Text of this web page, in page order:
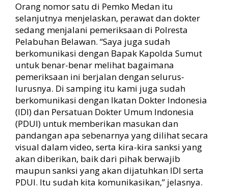
Orang nomor satu di Pemko Medan itu
selanjutnya menjelaskan, perawat dan dokter
sedang menjalani pemeriksaan di Polresta
Pelabuhan Belawan. “Saya juga sudah
berkomunikasi dengan Bapak Kapolda Sumut
untuk benar-benar melihat bagaimana
pemeriksaan ini berjalan dengan selurus-
lurusnya. Di samping itu kami juga sudah
berkomunikasi dengan Ikatan Dokter Indonesia
(IDI) dan Persatuan Dokter Umum Indonesia
(PDUI) untuk memberikan masukan dan
pandangan apa sebenarnya yang dilihat secara
visual dalam video, serta kira-kira sanksi yang
akan diberikan, baik dari pihak berwajib
maupun sanksi yang akan dijatuhkan IDI serta
PDUI. Itu sudah kita komunikasikan,” jelasnya.